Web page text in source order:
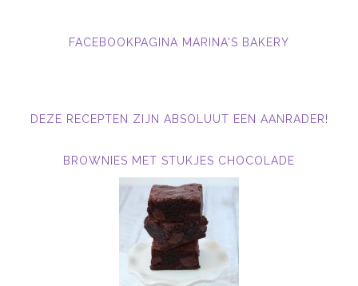
FACEBOOKPAGINA MARINA'S BAKERY
DEZE RECEPTEN ZIJN ABSOLUUT EEN AANRADER!
BROWNIES MET STUKJES CHOCOLADE